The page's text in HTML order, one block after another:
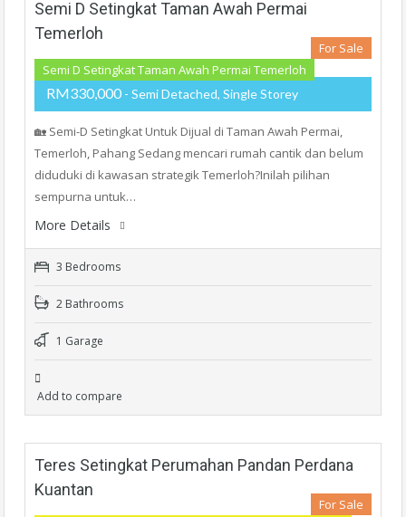
Semi D Setingkat Taman Awah Permai
Temerloh
Semi D Setingkat Taman Awah Permai Temerloh
For Sale
RM330,000 - Semi Detached, Single Storey
🏡 Semi-D Setingkat Untuk Dijual di Taman Awah Permai,
Temerloh, Pahang Sedang mencari rumah cantik dan belum
diduduki di kawasan strategik Temerloh?Inilah pilihan
sempurna untuk…
More Details
3 Bedrooms
2 Bathrooms
1 Garage
Add to compare
Teres Setingkat Perumahan Pandan Perdana
Kuantan
For Sale